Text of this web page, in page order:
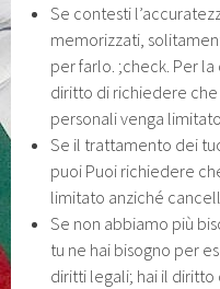
Se contesti
memorizzati,
per farlo. ;check. Per
diritto di richiedere
personali venga limitato.
Se il trattamento dei
puoi Puoi richiedere
limitato anziché
Se non abbiamo più
tu ne hai bisogno per
diritti legali; hai il